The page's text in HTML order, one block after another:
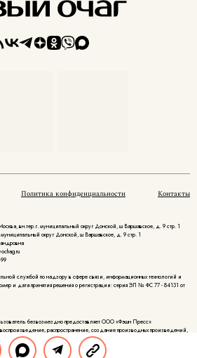
Политика конфиденциальности Контакты
вн.тер.г. муниципальный округ Донской, ш Варшавское, д. 9 стр. 1
округ Донской, ш Варшавское, д. 9 стр. 1
службой по надзору в сфере связи, информационных технологий и
и дата принятия решения о регистрации: серия ЭЛ № ФС 77 - 84131 от
безвозмездно предоставляет ООО «Фэшн Пресс»
распространение, создание производных произведений,
их до всеобщего сведения.